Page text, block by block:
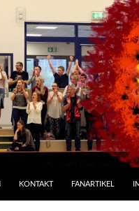
KONTAKT FANARTIKEL